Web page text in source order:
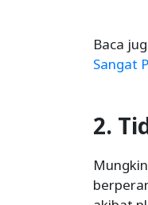
Baca
Sangat
2.